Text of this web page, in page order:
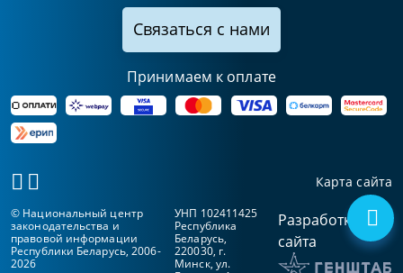
Связаться с нами
Принимаем к оплате
Карта сайта
© Национальный центр
законодательства и
правовой информации
Республики Беларусь, 2006-
2026
УНП 102411425
Республика
Беларусь,
220030, г.
Минск, ул.
Разработка
сайта